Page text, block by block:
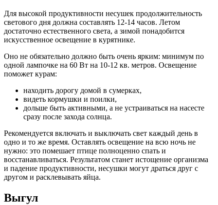
Для высокой продуктивности несушек продолжительность
светового дня должна составлять 12-14 часов. Летом
достаточно естественного света, а зимой понадобится
искусственное освещение в курятнике.
Оно не обязательно должно быть очень ярким: минимум по
одной лампочке на 60 Вт на 10-12 кв. метров. Освещение
поможет курам:
находить дорогу домой в сумерках,
видеть кормушки и поилки,
дольше быть активными, а не устраиваться на насесте
сразу после захода солнца.
Рекомендуется включать и выключать свет каждый день в
одно и то же время. Оставлять освещение на всю ночь не
нужно: это помешает птице полноценно спать и
восстанавливаться. Результатом станет истощение организма
и падение продуктивности, несушки могут драться друг с
другом и расклевывать яйца.
Выгул